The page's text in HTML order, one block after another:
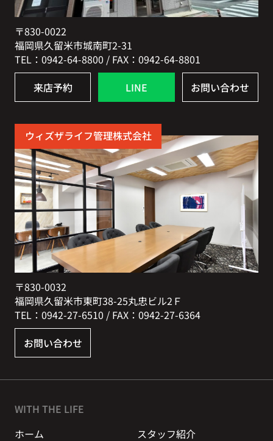
〒830-0022
福岡県久留米市城南町2-31
TEL：0942-64-8800 / FAX：0942-64-8801
来店予約 LINE お問い合わせ
ウィズザライフ管理株式会社
〒830-0032
福岡県久留米市東町38-25丸忠ビル2Ｆ
TEL：0942-27-6510 / FAX：0942-27-6364
お問い合わせ
WITH THE LIFE
ホーム
スタッフ紹介